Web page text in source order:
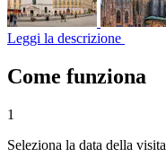
Leggi la descrizione
Come funziona
1
Seleziona la data della visita